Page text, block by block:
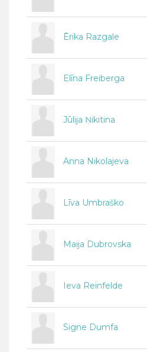
Ērika Razgale
Elīna Freiberga
Jūlija Ņikitina
Anna Nikolajeva
Līva Umbraško
Maija Dubrovska
Ieva Reinfelde
Signe Dumfa